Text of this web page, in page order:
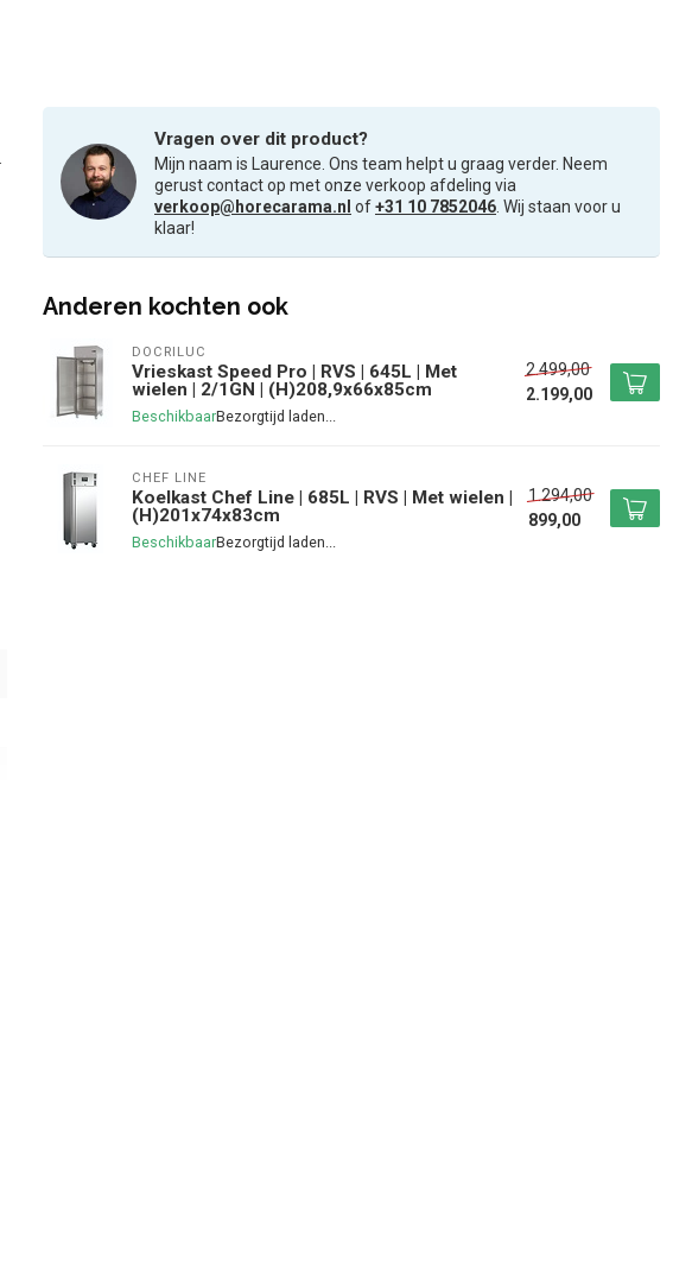
Vragen over dit product?
Mijn naam is Laurence. Ons team helpt u graag verder. Neem
gerust contact op met onze verkoop afdeling via
verkoop@horecarama.nl of+31 10 7852046 . Wij staan voor u
klaar!
Anderen kochten ook
DOCRILUC
Vrieskast Speed Pro | RVS | 645L | Met
wielen | 2/1GN | (H)208,9x66x85cm
Beschikbaar
2.499,00
2.199,00
CHEF LINE
Koelkast Chef Line | 685L | RVS | Met wielen |
(H)201x74x83cm
Beschikbaar
1.294,00
899,00